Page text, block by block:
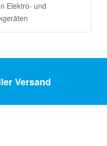
Elektro- und
Versand